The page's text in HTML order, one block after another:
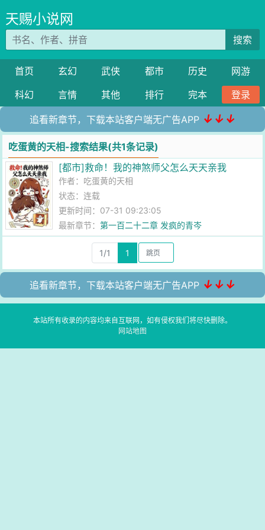
天赐小说网
搜索
首页 玄幻 武侠 都市 历史
网游
科幻
言情 其他 排行 完本 登录
追看新章节，下载本站客户端无广告APP ↓↓↓
吃蛋黄的天相-搜索结果(共1条记录)
[都市]救命！我的神煞师父怎么天天亲我
作者： 吃蛋黄的天相
状态：连载
更新时间：07-31 09:23:05
最新章节：第一百二十二章 发疯的青岑
1/1 1
追看新章节，下载本站客户端无广告APP ↓↓↓
本站所有收录的内容均来自互联网，如有侵权我们将尽快删除。
网站地图